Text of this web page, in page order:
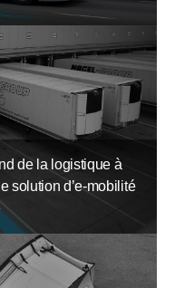
de la logistique à
solution d’e-mobilité